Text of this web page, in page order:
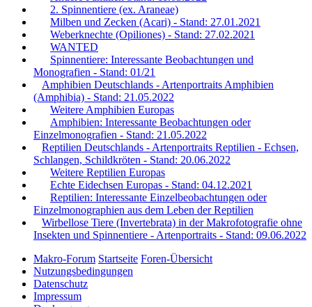
2. Spinnentiere (ex. Araneae)
Milben und Zecken (Acari) - Stand: 27.01.2021
Weberknechte (Opiliones) - Stand: 27.02.2021
WANTED
Spinnentiere: Interessante Beobachtungen und
Monografien - Stand: 01/21
Amphibien Deutschlands - Artenportraits Amphibien
(Amphibia) - Stand: 21.05.2022
Weitere Amphibien Europas
Amphibien: Interessante Beobachtungen oder
Einzelmonografien - Stand: 21.05.2022
Reptilien Deutschlands - Artenportraits Reptilien - Echsen,
Schlangen, Schildkröten - Stand: 20.06.2022
Weitere Reptilien Europas
Echte Eidechsen Europas - Stand: 04.12.2021
Reptilien: Interessante Einzelbeobachtungen oder
Einzelmonographien aus dem Leben der Reptilien
Wirbellose Tiere (Invertebrata) in der Makrofotografie ohne
Insekten und Spinnentiere - Artenportraits - Stand: 09.06.2022
Makro-Forum Startseite Foren-Übersicht
Nutzungsbedingungen
Datenschutz
Impressum